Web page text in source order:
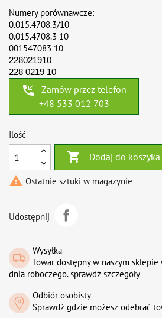
Numery porównawcze:
0.015.4708.3/10
0.015.4708.3 10
001547083 10
228021910
228 0219 10
phone_callback
Zamów przez telefon
+48 533 012 703
Ilość
 Dodaj do koszyka
 Ostatnie sztuki w magazynie
Udostępnij
Wysyłka
Towar dostępny w naszym sklepie
dnia roboczego. sprawdź szczegoły
Odbiór osobisty
Sprawdź gdzie możesz odebrać